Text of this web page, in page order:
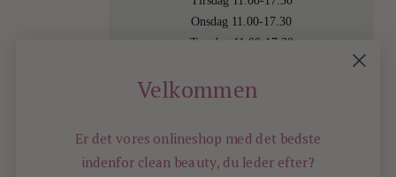
Onsdag 11.00-17.30
Torsdag 11.00-17.30
Lørdag 11.00-15.00
Velkommen
Er det vores onlineshop med det bedste
indenfor clean beauty, du leder efter?